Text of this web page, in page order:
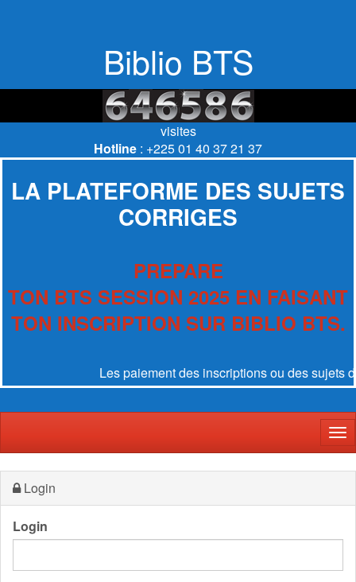
Biblio BTS
visites
Hotline : +225 01 40 37 21 37
LA PLATEFORME DES SUJETS
CORRIGES
PREPARE
TON BTS SESSION 2025 EN FAISANT
TON INSCRIPTION SUR BIBLIO BTS.
Les paiement des inscriptions ou des sujets
Login
Login